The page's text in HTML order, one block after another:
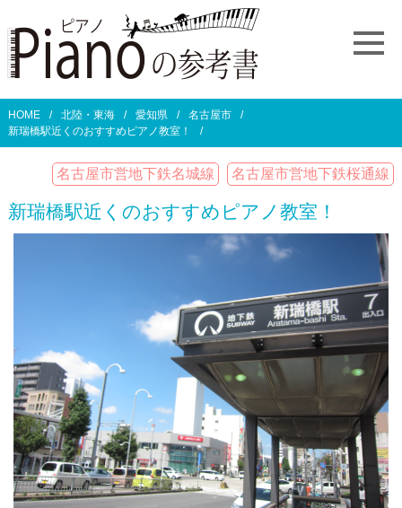
HOME 北陸・東海 愛知県
名古屋市
新瑞橋駅近くのおすすめピアノ教室！
名古屋市営地下鉄桜通線
名古屋市営地下鉄名城線
新瑞橋駅近くのおすすめピアノ教室！